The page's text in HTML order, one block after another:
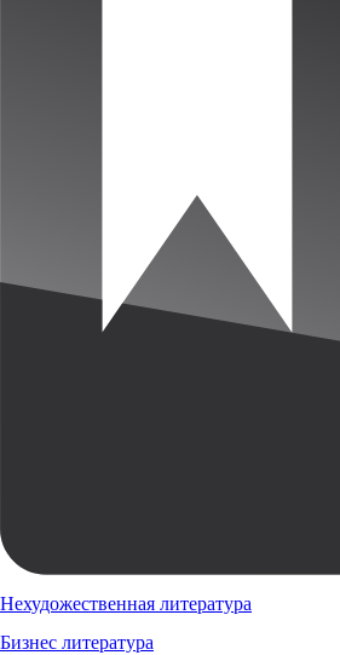
Нехудожественная литература
Бизнес литература